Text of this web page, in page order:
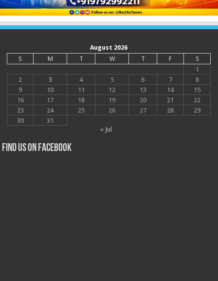
August 2026
S
M T W T F
S
1
2
3 4 5 6 7
8
9
10 11 12 13 14
15
16
17 18 19 20 21
22
23
24 25 26 27 28
29
30
31
« Jul
Find us on Facebook